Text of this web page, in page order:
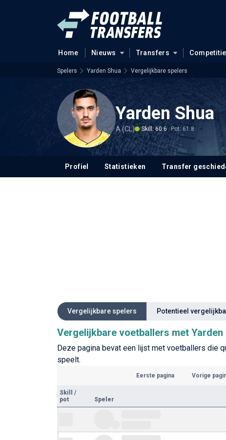
Home Nieuws Transfers
Spelers Yarden Shua Vergelijkbare spelers
Yarden Shua
A (CL) Skill: 60.6 Pot: 61.8
Profiel Statistieken Transfer
Vergelijkbare spelers Potentieel
Vergelijkbare voetballers met Yarden
Deze pagina bevat een lijst met voetballers die
speelt.
Eerste pagina Vorige
Skill
/
pot
Speler